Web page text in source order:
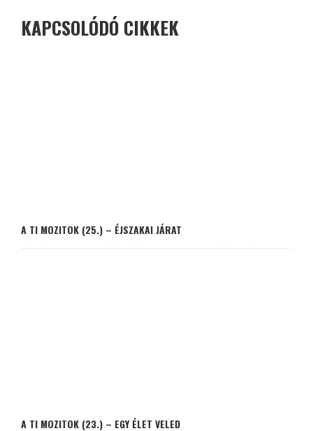
KAPCSOLÓDÓ CIKKEK
A TI MOZITOK (25.) – ÉJSZAKAI JÁRAT
A TI MOZITOK (23.) – EGY ÉLET VELED